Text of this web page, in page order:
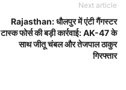
Next article
Rajasthan: धौलपुर में एंटी गैंगस्टर
टास्क फोर्स की बड़ी कार्रवाई: AK-47 के
साथ जीतू चंबल और तेजपाल ठाकुर
गिरफ्तार